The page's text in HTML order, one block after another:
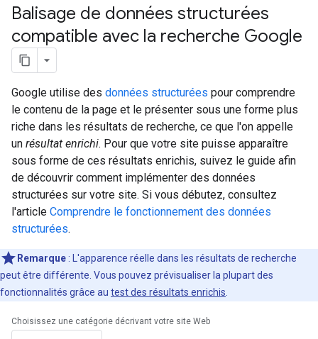
Balisage de données structurées
compatible avec la recherche Google
Google utilise des données structurées pour comprendre
le contenu de la page et le présenter sous une forme plus
riche dans les résultats de recherche, ce que l'on appelle
un résultat enrichi. Pour que votre site puisse apparaître
sous forme de ces résultats enrichis, suivez le guide afin
de découvrir comment implémenter des données
structurées sur votre site. Si vous débutez, consultez
l'article Comprendre le fonctionnement des données
structurées.
Remarque : L'apparence réelle dans les résultats de recherche
peut être différente. Vous pouvez prévisualiser la plupart des
fonctionnalités grâce au test des résultats enrichis
Choisissez une catégorie décrivant votre site Web